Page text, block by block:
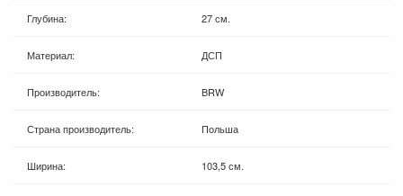
Глубина: 27 см.
Материал: ДСП
Производитель: BRW
Страна производитель: Польша
Ширина: 103,5 см.